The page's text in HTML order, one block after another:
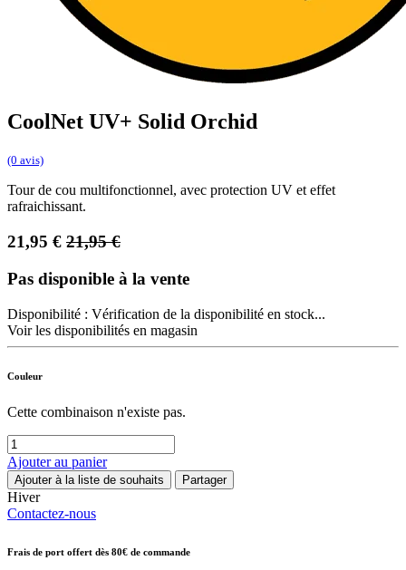
CoolNet UV+ Solid Orchid
(0 avis)
Tour de cou multifonctionnel, avec protection UV et effet
rafraichissant.
21,95 € 21,95€
Pas disponible à la vente
Disponibilité : Vérification de la disponibilité en stock...
Voir les disponibilités en magasin
Couleur
Cette combinaison n'existe pas.
Ajouter au panier
Ajouter à la liste de souhaits Partager
Hiver
Contactez-nous
Frais de port offert dès 80€ de commande